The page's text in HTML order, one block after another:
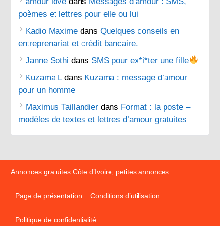
poèmes et lettres pour elle ou lui
Kadio Maxime dansQuelques conseils en
entreprenariat et crédit bancaire.
Janne Sothi dans SMS pour ex*i*ter une fille
Kuzama Ldans Kuzama : message d’amour
pour un homme
Maximus Taillandier dans Format : la poste –
modèles de textes et lettres d’amour gratuites
Annonces gratuites Côte d’Ivoire, petites annonces
Page de présentation Conditions d’utilisation
Politique de confidentialité